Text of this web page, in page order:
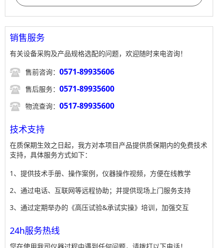
销售服务
有关设备采购及产品规格选配的问题，欢迎随时来电咨询！
 售前咨询： 0571-89935606
 售后服务： 0571-89935600
 物流查询： 0517-89935600
技术支持
在质保期生效之日起，我方对本项目产品提供质保期内的免费技术
支持，具体服务方式如下：
1、提供技术手册、操作案例，仪器操作视频，方便在线教学
2、通过电话、互联网等远程协助；并提供现场上门服务支持
3、通过定期举办的《高压试验&承试实操》培训，加强交互
24h服务热线
您在使用我司仪器过程中遇到任何问题，请拨打以下电话！